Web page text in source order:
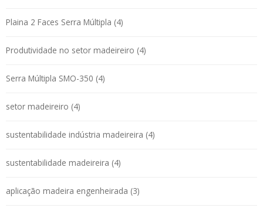
Plaina 2 Faces Serra Múltipla (4)
Produtividade no setor madeireiro (4)
Serra Múltipla SMO-350 (4)
setor madeireiro (4)
sustentabilidade indústria madeireira (4)
sustentabilidade madeireira (4)
aplicação madeira engenheirada (3)